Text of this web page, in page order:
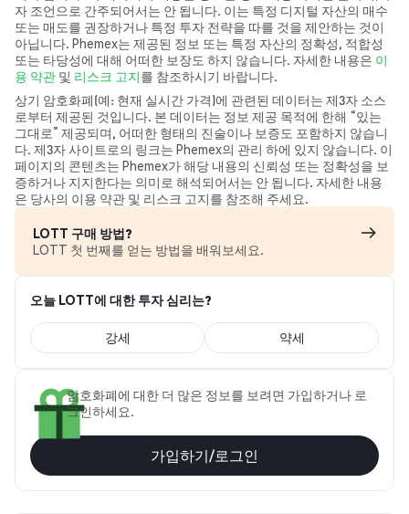
자 조언으로 간주되어서는 안 됩니다. 이는 특정 디지털 자산의 매수
또는 매도를 권장하거나 특정 투자 전략을 따를 것을 제안하는 것이
아닙니다. Phemex는 제공된 정보 또는 특정 자산의 정확성, 적합성
또는 타당성에 대해 어떠한 보장도 하지 않습니다. 자세한 내용은 이
용 약관 및 리스크 고지를 참조하시기 바랍니다.
상기 암호화폐(예: 현재 실시간 가격)에 관련된 데이터는 제3자 소스
로부터 제공된 것입니다. 본 데이터는 정보 제공 목적에 한해 “있는
그대로” 제공되며, 어떠한 형태의 진술이나 보증도 포함하지 않습니
다. 제3자 사이트로의 링크는 Phemex의 관리 하에 있지 않습니다. 이
페이지의 콘텐츠는 Phemex가 해당 내용의 신뢰성 또는 정확성을 보
증하거나 지지한다는 의미로 해석되어서는 안 됩니다. 자세한 내용
은 당사의 이용 약관 및 리스크 고지를 참조해 주세요.
LOTT 구매 방법?
LOTT 첫 번째를 얻는 방법을 배워보세요.
오늘 LOTT에 대한 투자 심리는?
강세 약세
암호화폐에 대한 더 많은 정보를 보려면 가입하거나 로
그인하세요.
가입하기/로그인